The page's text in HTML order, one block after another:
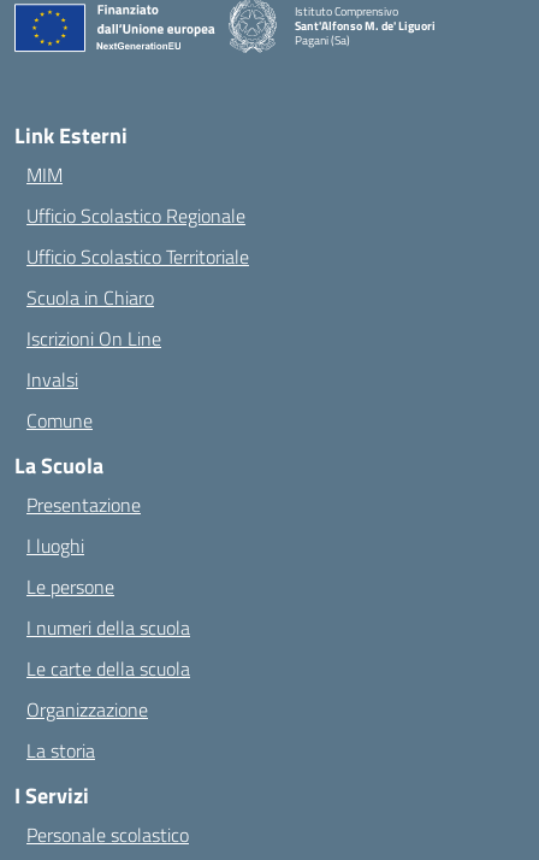
Istituto Comprensivo
Sant'Alfonso M. de' Liguori
Pagani (Sa)
— Visita la pagina iniziale della scuola
Link Esterni
MIM
Ufficio Scolastico Regionale
Ufficio Scolastico Territoriale
Scuola in Chiaro
Iscrizioni On Line
Invalsi
Comune
La Scuola
Presentazione
I luoghi
Le persone
I numeri della scuola
Le carte della scuola
Organizzazione
La storia
I Servizi
Personale scolastico